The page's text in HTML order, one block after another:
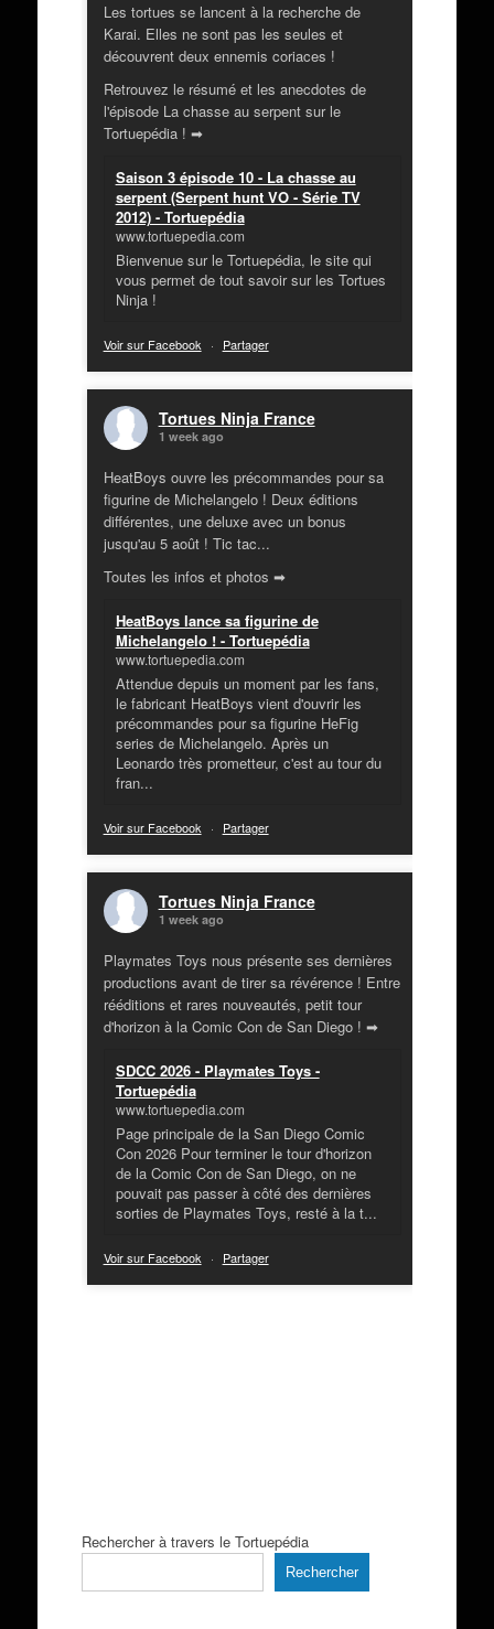
Les tortues se lancent à la recherche de
Karai. Elles ne sont pas les seules et
découvrent deux ennemis coriaces !
Retrouvez le résumé et les anecdotes de
l'épisode La chasse au serpent sur le
Tortuepédia ! ➡
Saison 3 épisode 10 - La chasse au
serpent (Serpent hunt VO - Série TV
2012) - Tortuepédia
www.tortuepedia.com
Bienvenue sur le Tortuepédia, le site qui
vous permet de tout savoir sur les Tortues
Ninja !
Voir sur Facebook · Partager
Tortues Ninja France
1 week ago
HeatBoys ouvre les précommandes pour sa
figurine de Michelangelo ! Deux éditions
différentes, une deluxe avec un bonus
jusqu'au 5 août ! Tic tac...
Toutes les infos et photos ➡
HeatBoys lance sa figurine de
Michelangelo ! - Tortuepédia
www.tortuepedia.com
Attendue depuis un moment par les fans,
le fabricant HeatBoys vient d'ouvrir les
précommandes pour sa figurine HeFig
series de Michelangelo. Après un
Leonardo très prometteur, c'est au tour du
fran...
Voir sur Facebook · Partager
Tortues Ninja France
1 week ago
Playmates Toys nous présente ses dernières
productions avant de tirer sa révérence ! Entre
rééditions et rares nouveautés, petit tour
d'horizon à la Comic Con de San Diego ! ➡
SDCC 2026 - Playmates Toys -
Tortuepédia
www.tortuepedia.com
Page principale de la San Diego Comic
Con 2026 Pour terminer le tour d'horizon
de la Comic Con de San Diego, on ne
pouvait pas passer à côté des dernières
sorties de Playmates Toys, resté à la t...
Voir sur Facebook · Partager
Rechercher à travers le Tortuepédia
Rechercher